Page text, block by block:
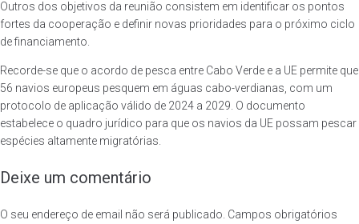
Outros dos objetivos da reunião consistem em identificar os pontos
fortes da cooperação e definir novas prioridades para o próximo ciclo
de financiamento.
Recorde-se que o acordo de pesca entre Cabo Verde e a UE permite que
56 navios europeus pesquem em águas cabo-verdianas, com um
protocolo de aplicação válido de 2024 a 2029. O documento
estabelece o quadro jurídico para que os navios da UE possam pescar
espécies altamente migratórias.
Deixe um comentário
O seu endereço de email não será publicado. Campos obrigatórios